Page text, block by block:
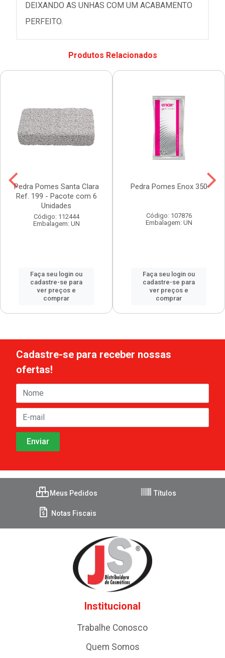
DEIXANDO AS UNHAS COM UM ACABAMENTO
PERFEITO.
Produtos Relacionados
Pedra Pomes Santa Clara
Ref. 199 - Pacote com 6
Unidades
Código: 112444
Embalagem: UN
Faça seu login ou
cadastre-se para
ver preços e
comprar
Pedra Pomes Enox 350
Código: 107876
Embalagem: UN
Faça seu login ou
cadastre-se para
ver preços e
comprar
Cadastre-se para receber nossas
ofertas!
Meus Pedidos Títulos
Notas Fiscais
Institucional
Trabalhe Conosco
Quem Somos